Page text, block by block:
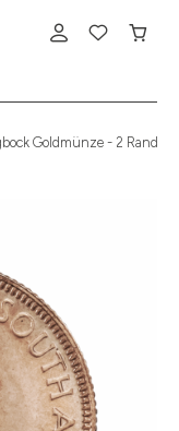
Goldmünze - 2 Rand